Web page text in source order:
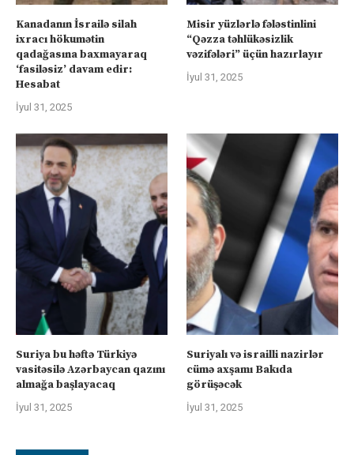
Kanadanın İsrailə silah
ixracı hökumətin
qadağasına baxmayaraq
‘fasiləsiz’ davam edir:
Hesabat
İyul 31, 2025
Misir yüzlərlə fələstinlini
“Qəzza təhlükəsizlik
vəzifələri” üçün hazırlayır
İyul 31, 2025
Suriya bu həftə Türkiyə
vasitəsilə Azərbaycan qazını
almağa başlayacaq
İyul 31, 2025
Suriyalı və israilli nazirlər
cümə axşamı Bakıda
görüşəcək
İyul 31, 2025